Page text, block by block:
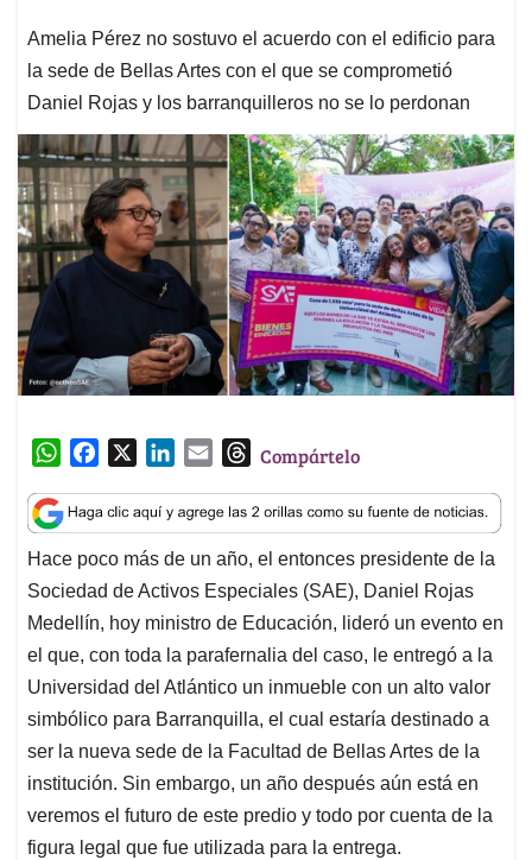
Amelia Pérez no sostuvo el acuerdo con el edificio para
la sede de Bellas Artes con el que se comprometió
Daniel Rojas y los barranquilleros no se lo perdonan
W
a
t
s
A
p
p
c
e
b
o
o
k
n
k
e
d
I
n
a
i
l
T
r
e
a
d
s
Compártelo
Hace poco más de un año, el entonces presidente de la
Sociedad de Activos Especiales (SAE), Daniel Rojas
Medellín, hoy ministro de Educación, lideró un evento en
el que, con toda la parafernalia del caso, le entregó a la
Universidad del Atlántico un inmueble con un alto valor
simbólico para Barranquilla, el cual estaría destinado a
ser la nueva sede de la Facultad de Bellas Artes de la
institución. Sin embargo, un año después aún está en
veremos el futuro de este predio y todo por cuenta de la
figura legal que fue utilizada para la entrega.